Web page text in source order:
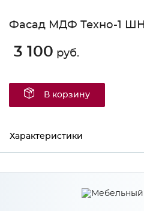
Фасад МДФ Техно-1
3 100 руб.
В корзину
Характеристики
Производитель